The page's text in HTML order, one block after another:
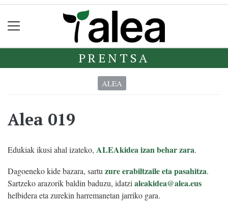
PRENTSA
ALEA
Alea 019
Edukiak ikusi ahal izateko, ALEAkidea izan behar zara.
Dagoeneko kide bazara, sartu zure erabiltzaile eta pasahitza.
Sartzeko arazorik baldin baduzu, idatzi aleakidea@alea.eus
helbidera eta zurekin harremanetan jarriko gara.